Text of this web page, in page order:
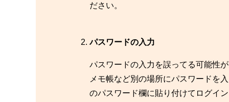
ださい。
パスワードの入力
パスワードの入力を誤ってる可能性
メモ帳など別の場所にパスワードを
のパスワード欄に貼り付けてログイ